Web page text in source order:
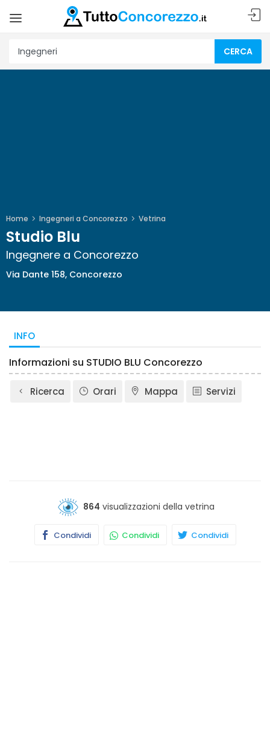
CERCA
Home Ingegneri a Concorezzo Vetrina
Studio Blu
Ingegnere a Concorezzo
Via Dante 158, Concorezzo
INFO
Informazioni su STUDIO BLU Concorezzo
Ricerca Orari Mappa Servizi
864 visualizzazioni della vetrina
Condividi Condividi Condividi